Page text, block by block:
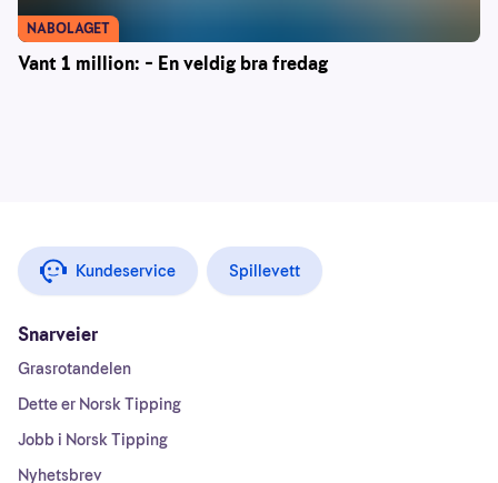
Vant 1 million: – En veldig bra fredag
NABOLAGET
Kundeservice Spillevett
Snarveier
Grasrotandelen
Dette er Norsk Tipping
Jobb i Norsk Tipping
Nyhetsbrev